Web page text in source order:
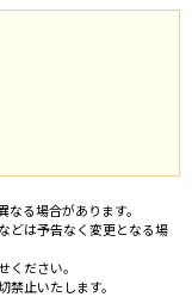
る場合があります。
どは予告なく変更となる場
ださい。
止いたします。